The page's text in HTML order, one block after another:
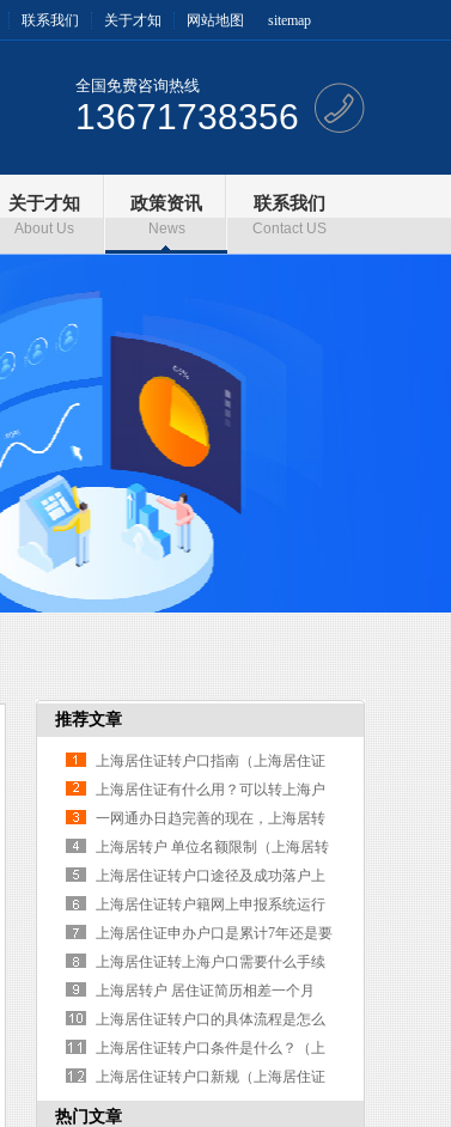
联系我们 关于才知 网站地图 sitemap
全国免费咨询热线
13671738356
关于才知
About Us
政策资讯
News
联系我们
Contact US
推荐文章
上海居住证转户口指南（上海居住证
转上海户口条件2026）
上海居住证有什么用？可以转上海户
口吗？（上海居住证转户口流程 一网
通）
一网通办日趋完善的现在，上海居转
户还需要申请人自行准备哪些材料？
上海居转户 单位名额限制（上海居转
户有工资要求吗）
上海居住证转户口途径及成功落户上
海（2026年上海居住证转户口政策新
规办理条件流程）
上海居住证转户籍网上申报系统运行
（2026年上海居住证转户口政策新规
办理条件流程）
上海居住证申办户口是累计7年还是要
连续（上海居住证多少年可以申请上
海户口）
上海居住证转上海户口需要什么手续
（居住证转户口上海户口需要哪些资
料）
上海居转户 居住证简历相差一个月
（上海居转户 居住证办晚了）
上海居住证转户口的具体流程是怎么
样的？（上海居住证转户口流程 一网
通）
上海居住证转户口条件是什么？（上
海居住证转上海户口办理流程）
上海居住证转户口新规（上海居住证
转户口2026新政策）
热门文章